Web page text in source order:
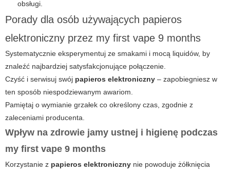
obsługi.
Porady dla osób używających papieros
elektroniczny przez my first vape 9 months
Systematycznie eksperymentuj ze smakami i mocą liquidów, by
znaleźć najbardziej satysfakcjonujące połączenie.
Czyść i serwisuj swój papieros elektroniczny – zapobiegniesz w
ten sposób niespodziewanym awariom.
Pamiętaj o wymianie grzałek co określony czas, zgodnie z
zaleceniami producenta.
Wpływ na zdrowie jamy ustnej i higienę podczas
my first vape 9 months
Korzystanie z papieros elektroniczny nie powoduje żółknięcia